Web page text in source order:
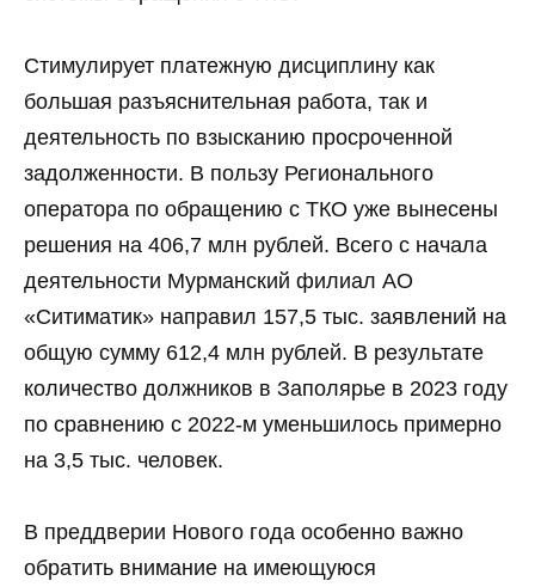
Стимулирует платежную дисциплину как
большая разъяснительная работа, так и
деятельность по взысканию просроченной
задолженности. В пользу Регионального
оператора по обращению с ТКО уже вынесены
решения на 406,7 млн рублей. Всего с начала
деятельности Мурманский филиал АО
«Ситиматик» направил 157,5 тыс. заявлений на
общую сумму 612,4 млн рублей. В результате
количество должников в Заполярье в 2023 году
по сравнению с 2022-м уменьшилось примерно
на 3,5 тыс. человек.
В преддверии Нового года особенно важно
обратить внимание на имеющуюся